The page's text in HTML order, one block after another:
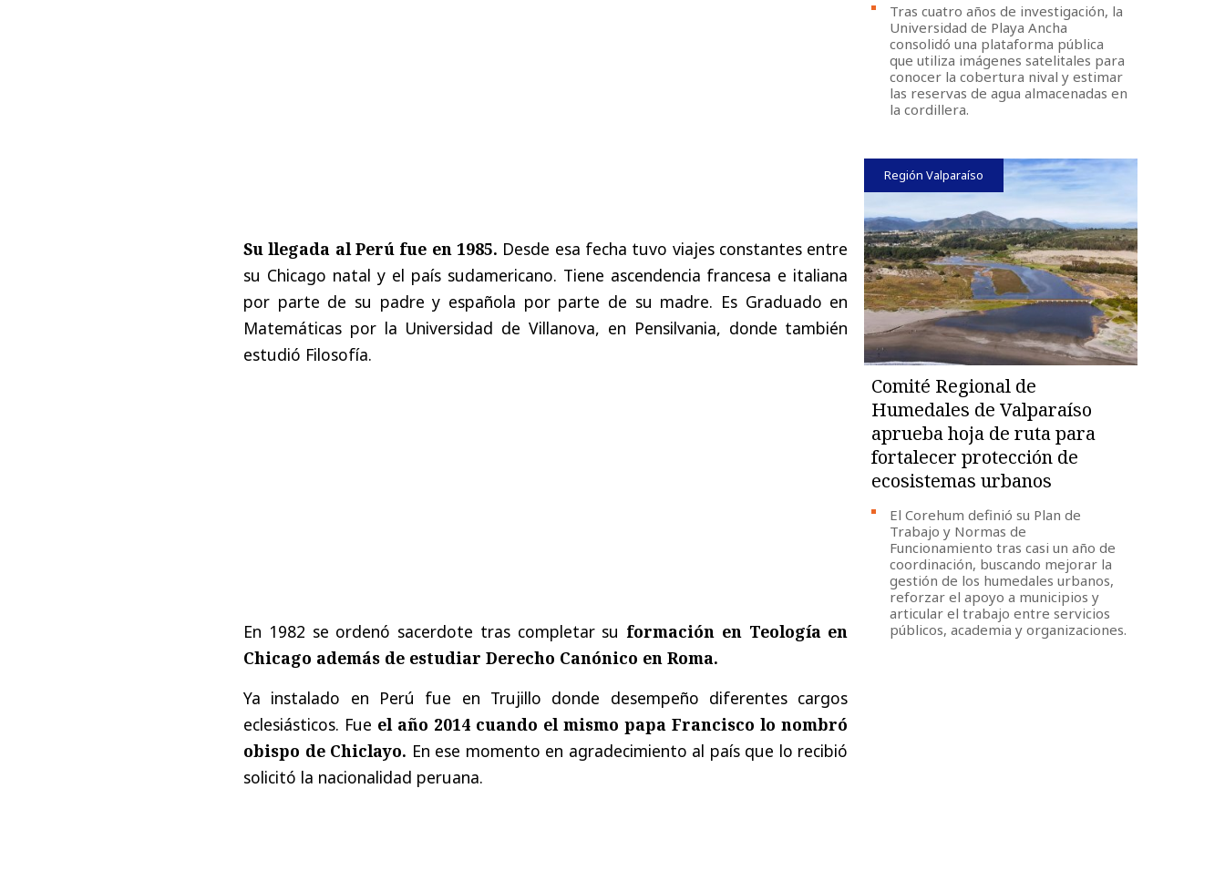
Su llegada al Perú fue en 1985. Desde esa fecha tuvo viajes constantes entre
su Chicago natal y el país sudamericano. Tiene ascendencia francesa e italiana
por parte de su padre y española por parte de su madre. Es Graduado en
Matemáticas por la Universidad de Villanova, en Pensilvania, donde también
estudió Filosofía.
En 1982 se ordenó sacerdote tras completar su formación en Teología en
Chicago además de estudiar Derecho Canónico en Roma.
Ya instalado en Perú fue en Trujillo donde desempeño diferentes cargos
eclesiásticos. Fue el año 2014 cuando el mismo papa Francisco lo nombró
obispo de Chiclayo. En ese momento en agradecimiento al país que lo recibió
solicitó la nacionalidad peruana.
Tras cuatro años de investigación, la
Universidad de Playa Ancha
consolidó una plataforma pública
que utiliza imágenes satelitales para
conocer la cobertura nival y estimar
las reservas de agua almacenadas en
la cordillera.
Región Valparaíso
Comité Regional de
Humedales de Valparaíso
aprueba hoja de ruta para
fortalecer protección de
ecosistemas urbanos
El Corehum definió su Plan de
Trabajo y Normas de
Funcionamiento tras casi un año de
coordinación, buscando mejorar la
gestión de los humedales urbanos,
reforzar el apoyo a municipios y
articular el trabajo entre servicios
públicos, academia y organizaciones.